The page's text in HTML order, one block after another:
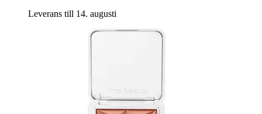
Leverans till 14. augusti